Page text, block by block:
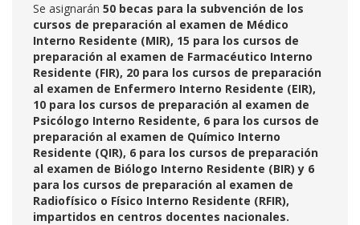
Se asignarán 50 becas para la subvención de los
cursos de preparación al examen de Médico
Interno Residente (MIR), 15 para los cursos de
preparación al examen de Farmacéutico Interno
Residente (FIR), 20 para los cursos de preparación
al examen de Enfermero Interno Residente (EIR),
10 para los cursos de preparación al examen de
Psicólogo Interno Residente, 6 para los cursos de
preparación al examen de Químico Interno
Residente (QIR), 6 para los cursos de preparación
al examen de Biólogo Interno Residente (BIR) y 6
para los cursos de preparación al examen de
Radiofísico o Físico Interno Residente (RFIR),
impartidos en centros docentes nacionales.